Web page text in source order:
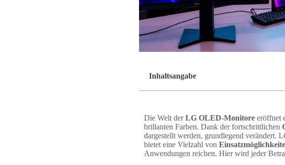
Inhaltsangabe
Die Welt derLG OLED-Monitore eröffnet
brillanten Farben. Dank der fortschrittlichen
dargestellt werden, grundlegend verändert.
bietet eine Vielzahl von
Anwendungen reichen. Hier wird jeder